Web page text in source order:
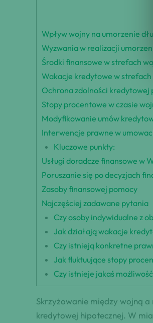
Wpływ wojny na umorzenie
Wyzwania w realizacji
Środki finansowe w strefach
Wakacje kredytowe w
Ochrona zdolności kredytowej
Stopy procentowe w czasie
Modyfikowanie umów
Interwencje prawne w
Kluczowe punkty:
Usługi doradcze finansowe w
Poruszanie się po decyzjach
Zasoby finansowej pomocy
Najczęściej zadawane pytania
Czy osoby indywidualne z
Jak działają wakacje
Czy istnieją konkretne
Jak fluktuujące stopy
Czy istnieje jakaś
Skrzyżowanie między wojną
kredytowej hipotecznej. W